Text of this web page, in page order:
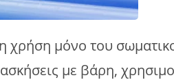
χρήση μόνο του
με βάρη,